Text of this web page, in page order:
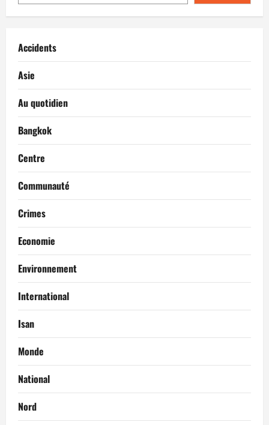
Accidents
Asie
Au quotidien
Bangkok
Centre
Communauté
Crimes
Economie
Environnement
International
Isan
Monde
National
Nord